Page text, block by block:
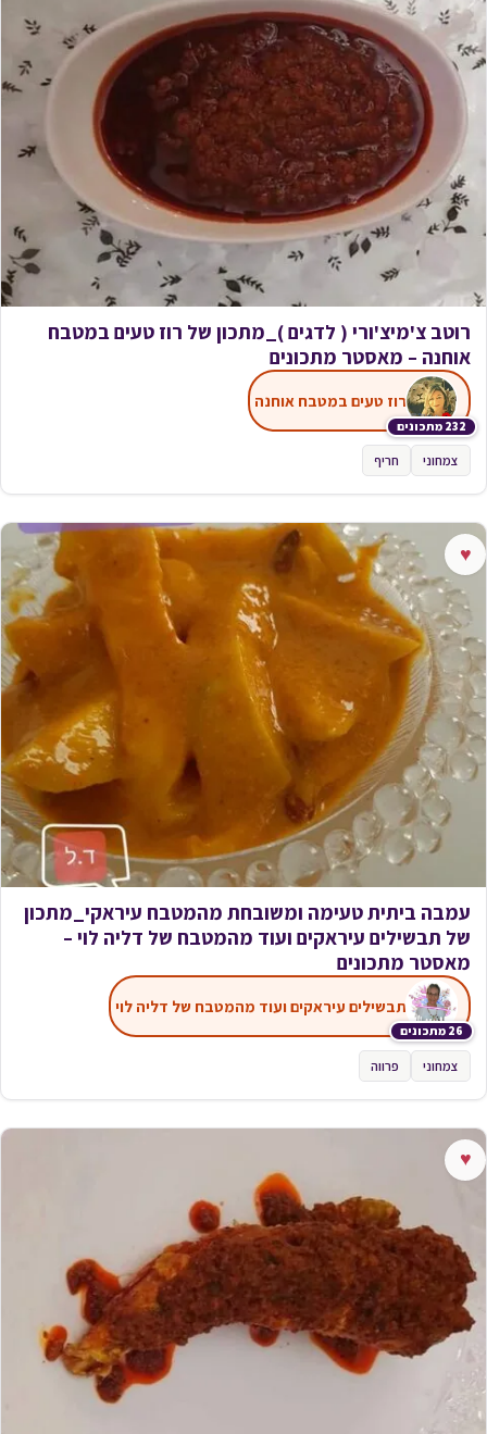
רוטב צ'מיצ'ורי ( לדגים )_מתכון של רוז טעים במטבח
אוחנה – מאסטר מתכונים
232 מתכונים
רוז טעים במטבח אוחנה
צמחוני חריף
♥
עמבה ביתית טעימה ומשובחת מהמטבח עיראקי_מתכון
של תבשילים עיראקים ועוד מהמטבח של דליה לוי –
מאסטר מתכונים
26 מתכונים
תבשילים עיראקים ועוד מהמטבח של דליה לוי
צמחוני פרווה
♥